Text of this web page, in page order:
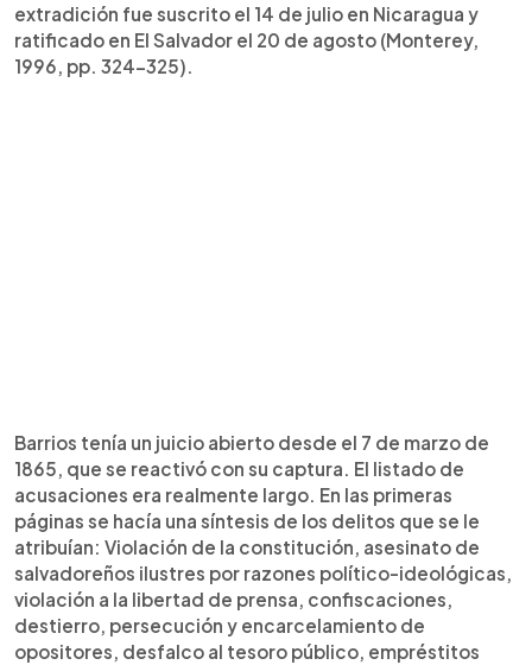
extradición fue suscrito el 14 de julio en Nicaragua y
ratificado en El Salvador el 20 de agosto (Monterey,
1996, pp. 324-325).
Barrios tenía un juicio abierto desde el 7 de marzo de
1865, que se reactivó con su captura. El listado de
acusaciones era realmente largo. En las primeras
páginas se hacía una síntesis de los delitos que se le
atribuían: Violación de la constitución, asesinato de
salvadoreños ilustres por razones político-ideológicas,
violación a la libertad de prensa, confiscaciones,
destierro, persecución y encarcelamiento de
opositores, desfalco al tesoro público, empréstitos